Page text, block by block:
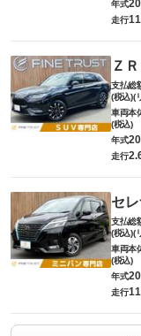
年式
走行
Ｚ
支払総
(税込)(
車両本
(税込)
年式
走行
セ
支払総
(税込)(
車両本
(税込)
年式
走行